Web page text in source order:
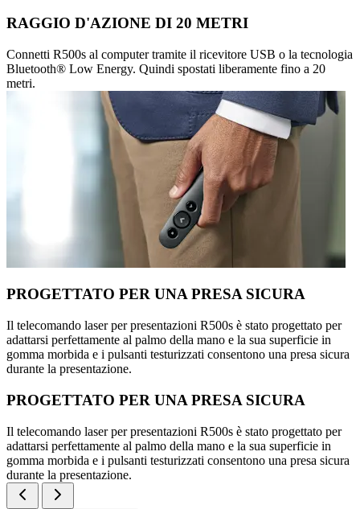
RAGGIO D'AZIONE DI 20 METRI
Connetti R500s al computer tramite il ricevitore USB o la tecnologia
Bluetooth® Low Energy. Quindi spostati liberamente fino a 20
metri.
PROGETTATO PER UNA PRESA SICURA
Il telecomando laser per presentazioni R500s è stato progettato per
adattarsi perfettamente al palmo della mano e la sua superficie in
gomma morbida e i pulsanti testurizzati consentono una presa sicura
durante la presentazione.
PROGETTATO PER UNA PRESA SICURA
Il telecomando laser per presentazioni R500s è stato progettato per
adattarsi perfettamente al palmo della mano e la sua superficie in
gomma morbida e i pulsanti testurizzati consentono una presa sicura
durante la presentazione.